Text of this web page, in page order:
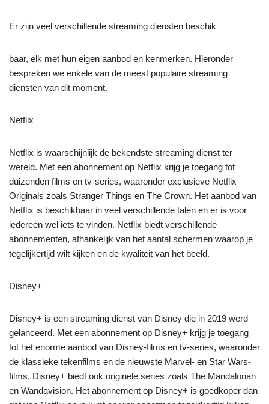
Er zijn veel verschillende streaming diensten beschik
baar, elk met hun eigen aanbod en kenmerken. Hieronder
bespreken we enkele van de meest populaire streaming
diensten van dit moment.
Netflix
Netflix is waarschijnlijk de bekendste streaming dienst ter
wereld. Met een abonnement op Netflix krijg je toegang tot
duizenden films en tv-series, waaronder exclusieve Netflix
Originals zoals Stranger Things en The Crown. Het aanbod van
Netflix is beschikbaar in veel verschillende talen en er is voor
iedereen wel iets te vinden. Netflix biedt verschillende
abonnementen, afhankelijk van het aantal schermen waarop je
tegelijkertijd wilt kijken en de kwaliteit van het beeld.
Disney+
Disney+ is een streaming dienst van Disney die in 2019 werd
gelanceerd. Met een abonnement op Disney+ krijg je toegang
tot het enorme aanbod van Disney-films en tv-series, waaronder
de klassieke tekenfilms en de nieuwste Marvel- en Star Wars-
films. Disney+ biedt ook originele series zoals The Mandalorian
en Wandavision. Het abonnement op Disney+ is goedkoper dan